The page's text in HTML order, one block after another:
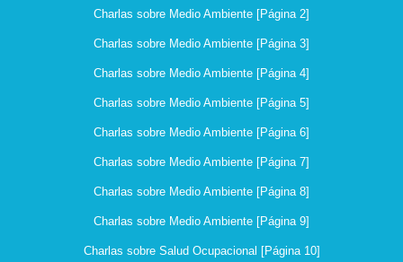
Charlas sobre Medio Ambiente [Página 2]
Charlas sobre Medio Ambiente [Página 3]
Charlas sobre Medio Ambiente [Página 4]
Charlas sobre Medio Ambiente [Página 5]
Charlas sobre Medio Ambiente [Página 6]
Charlas sobre Medio Ambiente [Página 7]
Charlas sobre Medio Ambiente [Página 8]
Charlas sobre Medio Ambiente [Página 9]
Charlas sobre Salud Ocupacional [Página 10]